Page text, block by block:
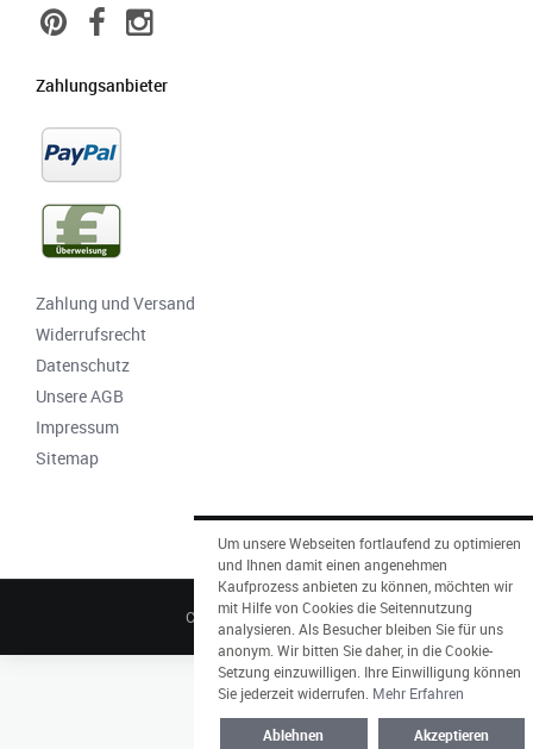
Zahlungsanbieter
Zahlung und Versand
Widerrufsrecht
Datenschutz
Unsere AGB
Impressum
Sitemap
CARTE ROYALE © 2026
Um unsere Webseiten fortlaufend zu optimieren
und Ihnen damit einen angenehmen
Kaufprozess anbieten zu können, möchten wir
mit Hilfe von Cookies die Seitennutzung
analysieren. Als Besucher bleiben Sie für uns
anonym. Wir bitten Sie daher, in die Cookie-
Setzung einzuwilligen. Ihre Einwilligung können
Sie jederzeit widerrufen. Mehr Erfahren
Ablehnen Akzeptieren